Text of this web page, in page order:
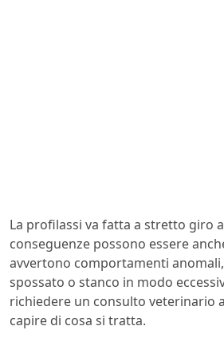
La profilassi va fatta a stretto giro
conseguenze possono essere
avvertono comportamenti
spossato o stanco in modo
richiedere un consulto veterinario
capire di cosa si tratta.